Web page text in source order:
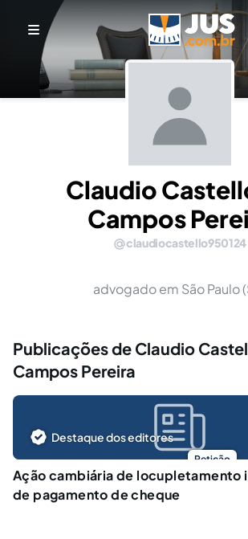
Claudio
Campos
claudiocastello950124
advogado em São Paulo
Publicações de Claudio
Campos Pereira
Petição
Destaque dos editores
Ação cambiária de locupletamento
de pagamento de cheque